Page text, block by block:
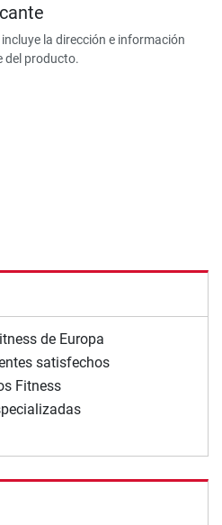
la dirección e información
del producto.
de Europa
satisfechos
Fitness